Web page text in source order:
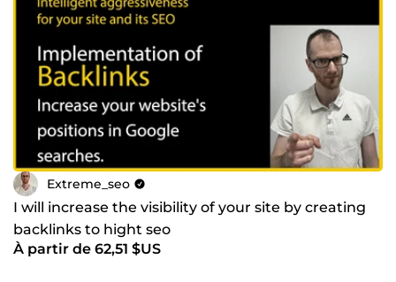
Extreme_seo
I will increase the visibility of your site by creating
backlinks to hight seo
À partir de 62,51 $US